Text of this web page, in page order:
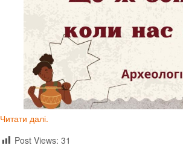
Читати далі.
Post Views: 31